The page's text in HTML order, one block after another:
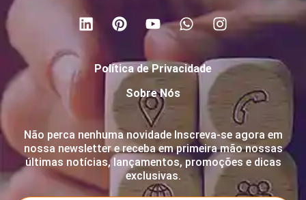
Política de Privacidade
Sobre Nós
Não perca nenhuma novidade Inscreva-se agora em
nossa newsletter e receba em primeira mão nossas
últimas notícias, lançamentos, promoções e dicas
exclusivas.